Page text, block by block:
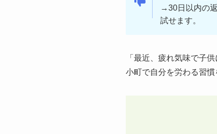
→30日以内の
試せます。
「最近、疲れ気味で子
小町で自分を労わる習慣